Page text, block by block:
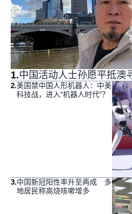
1.中国活动人士孙愿平抵澳
2.美国禁中国人形机器人：中美
科技战，进入“机器人时代”？
3.中国新冠阳性率升至两成 多
地居民称高烧咳嗽增多